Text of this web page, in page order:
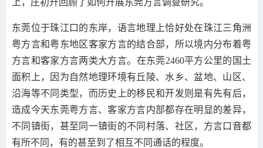
上，庄初升回顾了如何开展东莞方言调查研究。
东莞位于珠江口的东岸，语言地理上恰好处在珠江三角洲
粤方言和粤东地区客家方言的结合部，所以境内分布着粤
方言和客家方言两类大方言。在东莞2460平方公里的国土
面积上，因为自然地理环境有丘陵、水乡、盆地、山区、
沿海等不同类型，而历史上的移民和开发则是有先有后，
造成今天东莞粤方言、客家方言内部都存在明显的差异，
不同镇街，甚至同一镇街的不同村落、社区，方言口音都
有所不同，有的甚至到了相互不同通话的程度。